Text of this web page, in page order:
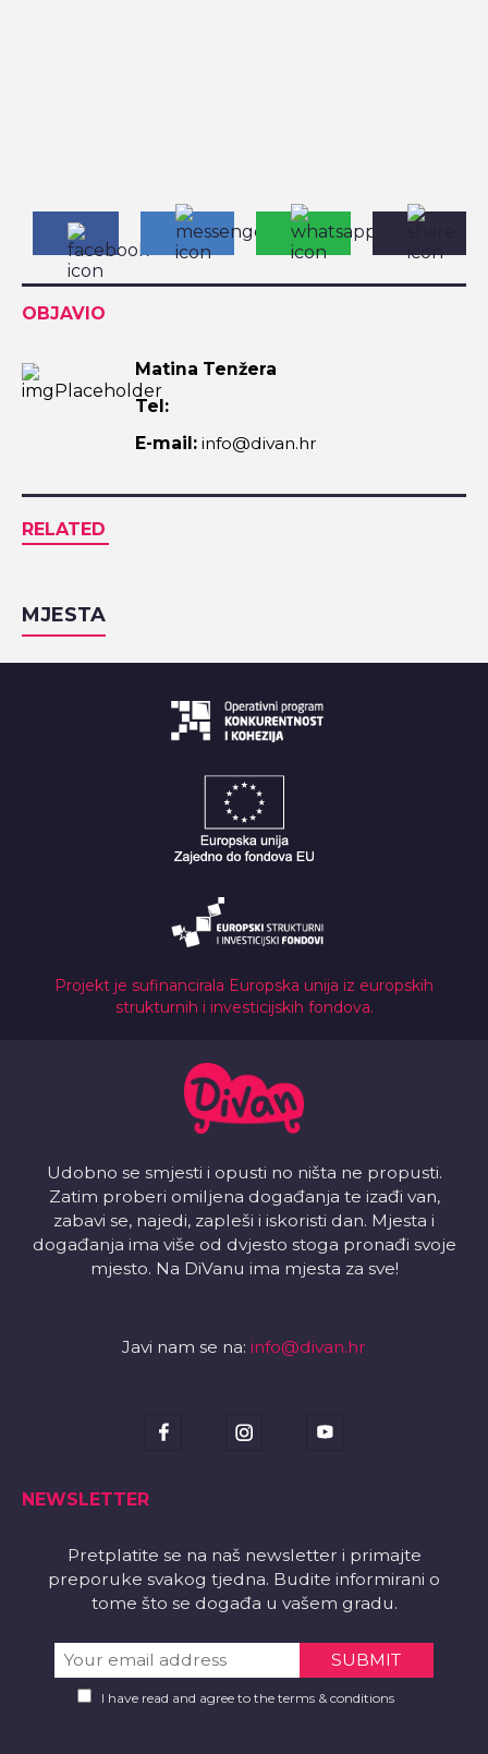
OBJAVIO
Matina Tenžera
Tel:
E-mail: info@divan.hr
RELATED
MJESTA
Projekt je sufinancirala Europska unija iz europskih
strukturnih i investicijskih fondova.
Udobno se smjesti i opusti no ništa ne propusti.
Zatim proberi omiljena događanja te izađi van,
zabavi se, najedi, zapleši i iskoristi dan. Mjesta i
događanja ima više od dvjesto stoga pronađi svoje
mjesto. Na DiVanu ima mjesta za sve!
Javi nam se na: info@divan.hr
NEWSLETTER
Pretplatite se na naš newsletter i primajte
preporuke svakog tjedna. Budite informirani o
tome što se događa u vašem gradu.
I have read and agree to the terms & conditions